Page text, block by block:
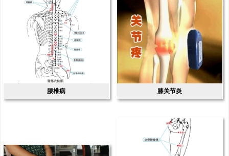
腰椎病 膝关节炎